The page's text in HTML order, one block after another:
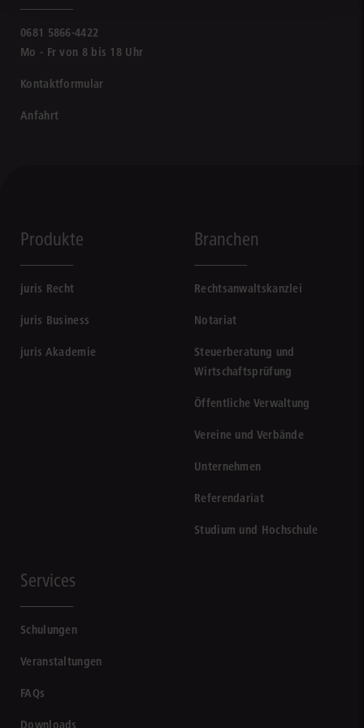
0681 5866-4422
Mo - Fr von 8 bis 18 Uhr
Kontaktformular
Anfahrt
Produkte
juris Recht
juris Business
juris Akademie
Branchen
Rechtsanwaltskanzlei
Notariat
Steuerberatung und
Wirtschaftsprüfung
Öffentliche Verwaltung
Vereine und Verbände
Unternehmen
Referendariat
Studium und Hochschule
Services
Schulungen
Veranstaltungen
FAQs
Downloads